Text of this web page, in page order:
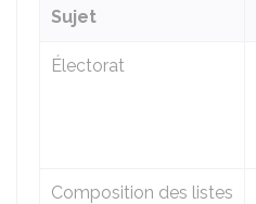
Sujet
Électorat
Composition des listes